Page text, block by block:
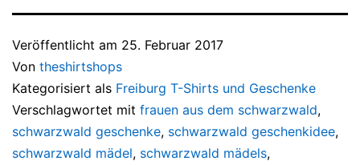
Veröffentlicht am 25. Februar 2017
Von theshirtshops
Kategorisiert als Freiburg T-Shirts und Geschenke
Verschlagwortet mit frauen aus dem schwarzwald,
schwarzwald geschenke, schwarzwald geschenkidee,
schwarzwald mädel, schwarzwald mädels,